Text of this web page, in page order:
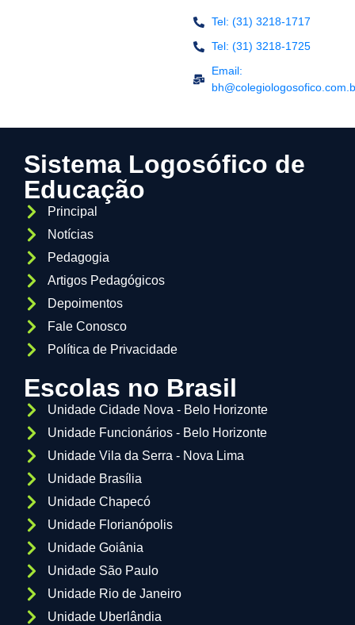
Tel: (31) 3218-1717
Tel: (31) 3218-1725
Email:
Sistema Logosófico de
Educação
Principal
Notícias
Pedagogia
Artigos Pedagógicos
Depoimentos
Fale Conosco
Política de Privacidade
Escolas no Brasil
Unidade Cidade Nova - Belo Horizonte
Unidade Funcionários - Belo Horizonte
Unidade Vila da Serra - Nova Lima
Unidade Brasília
Unidade Chapecó
Unidade Florianópolis
Unidade Goiânia
Unidade São Paulo
Unidade Rio de Janeiro
Unidade Uberlândia